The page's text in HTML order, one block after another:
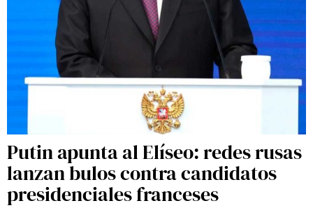
Putin apunta al Elíseo: redes rusas
lanzan bulos contra candidatos
presidenciales franceses